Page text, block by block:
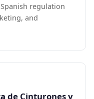
regulation
and
de Cinturones y